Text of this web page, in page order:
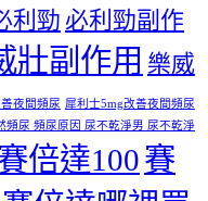
利勁 必利勁副作
壯副作用 樂威
夜間頻尿 犀利士5mg改善夜間頻尿
頻尿 頻尿原因 尿不乾淨男 尿不乾淨
倍達100賽